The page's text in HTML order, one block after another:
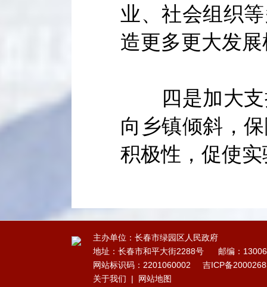
业、社会组织
造更多更大发
四是加大支
向乡镇倾斜，
积极性，促使
主办单位：长春市绿园区人民政府
地址：长春市和平大街2288号
邮编：
网站标识码：2201060002
吉ICP备
关于我们 | 网站地图